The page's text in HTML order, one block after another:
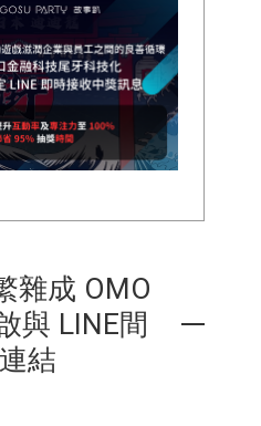
雜成 OMO
與 LINE間
結